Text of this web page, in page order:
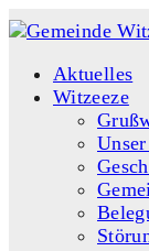
Aktuelles
Witzeeze